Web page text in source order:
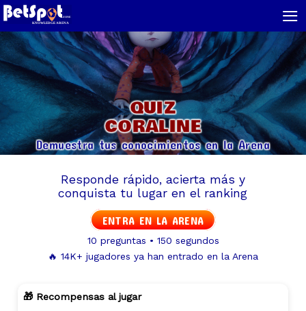
≡
QUIZ
CORALINE
Demuestra tus conocimientos en la Arena
Responde rápido, acierta más y
conquista tu lugar en el ranking
ENTRA EN LA ARENA
10 preguntas • 150 segundos
🔥 14K+ jugadores ya han entrado en la Arena
🎁 Recompensas al jugar